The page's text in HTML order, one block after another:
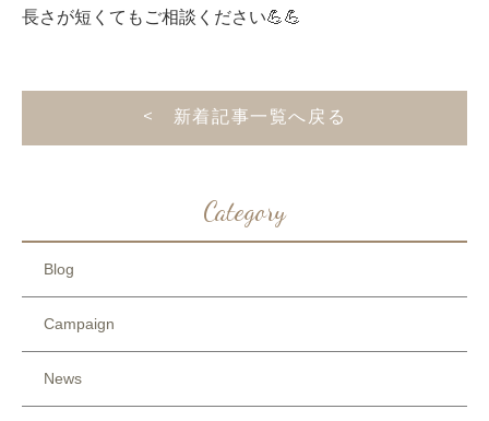
長さが短くてもご相談ください💪💪
< 新着記事一覧へ戻る
Category
Blog
Campaign
News